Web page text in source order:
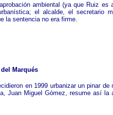
ambiental (ya que Ruiz es
el alcalde, el secretario
la sentencia no era firme.
Marqués
en 1999 urbanizar un pinar
Miguel Gómez, resume así la